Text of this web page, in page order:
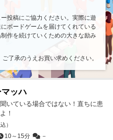
投稿にご協力ください。実際に遊
ボードゲームを届けてくれている
作を続けていくための大きな励み
了承のうえお買い求めください。
マッハ
いている場合ではない！直ちに患
！
）
10～15分 －